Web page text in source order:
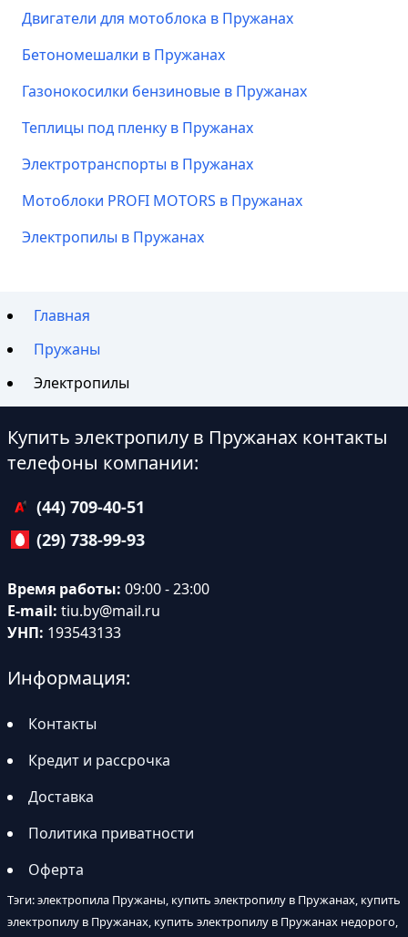
Двигатели для мотоблока в Пружанах
Бетономешалки в Пружанах
Газонокосилки бензиновые в Пружанах
Теплицы под пленку в Пружанах
Электротранспорты в Пружанах
Мотоблоки PROFI MOTORS в Пружанах
Электропилы в Пружанах
Главная
Пружаны
Электропилы
Купить электропилу в Пружанах контакты
телефоны компании:
(44) 709-40-51
(29) 738-99-93
Время работы: 09:00 - 23:00
E-mail: tiu.by@mail.ru
УНП: 193543133
Информация:
Контакты
Кредит и рассрочка
Доставка
Политика приватности
Оферта
Тэги: электропила Пружаны, купить электропилу в Пружанах, купить
электропилу в Пружанах, купить электропилу в Пружанах недорого,